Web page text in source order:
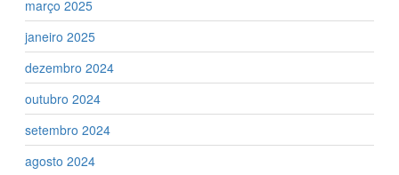
março 2025
janeiro 2025
dezembro 2024
outubro 2024
setembro 2024
agosto 2024